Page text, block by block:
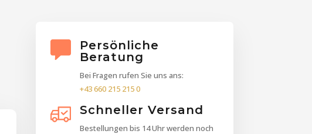
Persönliche
Beratung
Bei Fragen rufen Sie uns ans:
+43 660 215 215 0
Schneller Versand
Bestellungen bis 14 Uhr werden noch